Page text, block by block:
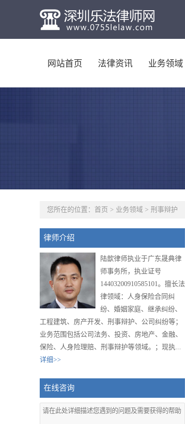
网站首页 法律资讯 业务领域
您所在的位置： 首页 > 业务领域 > 刑事辩护
律师介绍
陆歆律师执业于广东晟典律
师事务所，执业证号
14403200910585101。擅长法
律领域：人身保险合同纠
纷、婚姻家庭、继承纠纷、
工程建筑、房产开发、刑事辩护、公司纠纷等；
业务范围包括公司法务、投资、房地产、金融、
保险、人身险理赔、刑事辩护等领域。；现执...
详细>>
在线咨询